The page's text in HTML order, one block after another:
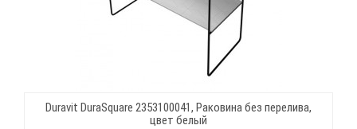
Duravit DuraSquare 2353100041, Раковина без перелива,
цвет белый